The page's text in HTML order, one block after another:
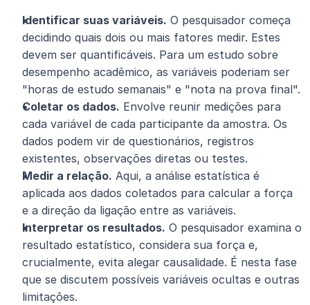
Identificar suas variáveis. O pesquisador começa
decidindo quais dois ou mais fatores medir. Estes
devem ser quantificáveis. Para um estudo sobre
desempenho acadêmico, as variáveis poderiam ser
"horas de estudo semanais" e "nota na prova final".
Coletar os dados. Envolve reunir medições para
cada variável de cada participante da amostra. Os
dados podem vir de questionários, registros
existentes, observações diretas ou testes.
Medir a relação. Aqui, a análise estatística é
aplicada aos dados coletados para calcular a força
e a direção da ligação entre as variáveis.
Interpretar os resultados. O pesquisador examina o
resultado estatístico, considera sua força e,
crucialmente, evita alegar causalidade. É nesta fase
que se discutem possíveis variáveis ocultas e outras
limitações.